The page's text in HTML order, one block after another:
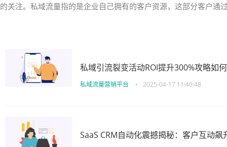
的关注。私域流量指的是企业自己拥有的客户资源，这部分客户
私域引流裂变活动ROI提升300%攻略如
私域流量营销平台 • 2025-04-17 11:40:48
SaaS CRM自动化震撼揭秘：客户互动